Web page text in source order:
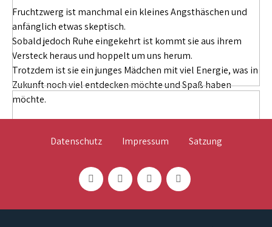
Fruchtzwerg ist manchmal ein kleines Angsthäschen und
anfänglich etwas skeptisch.
Sobald jedoch Ruhe eingekehrt ist kommt sie aus ihrem
Versteck heraus und hoppelt um uns herum.
Trotzdem ist sie ein junges Mädchen mit viel Energie, was in
Zukunft noch viel entdecken möchte und Spaß haben
möchte.
Datenschutz Impressum Satzung